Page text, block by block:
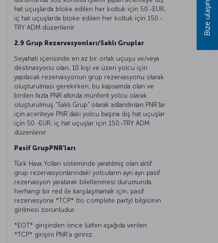
hat uçuşlarda bloke edilen her koltuk için 50.-EUR,
iç hat uçuşlarda bloke edilen her koltuk için 150.-
TRY ADM düzenlenir.
2.9 Grup Rezervasyonları/Saklı Gruplar
Seyahati içerisinde en az bir ortak uçuşu ve/veya
destinasyonu olan, 10 kişi ve üzeri yolcu için
yapılacak rezervasyonun grup rezervasyonu olarak
oluşturulması gerekirken; bu kapsamda olan ve
birden fazla PNR altında münferit yolcu olarak
oluşturulmuş ”Saklı Grup” olarak adlandırılan PNR’lar
için acenteye PNR’daki yolcu başına dış hat uçuşlar
için 50.-EUR, iç hat uçuşlar için 150.-TRY ADM
düzenlenir.
Pasif GrupPNR’ları
Türk Hava Yolları sisteminde yaratılmış olan aktif
grup rezervasyonlarındaki yolcuların ayrı ayrı pasif
rezervasyon yaratarak biletlenmesi durumunda,
herhangi bir red ile karşılaşmamak için, pasif
rezervasyona *TCP* (to complete party) bilgisinin
girilmesi zorunludur.
*EOT* girişinden önce lütfen aşağıda verilen
*TCP* girişini PNR’a giriniz.
Bize ulaşın